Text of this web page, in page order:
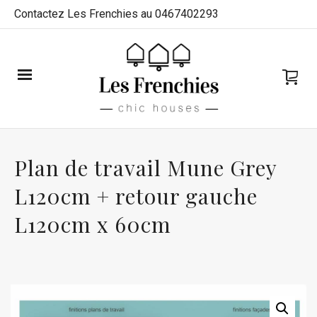
Contactez Les Frenchies au 0467402293
Plan de travail Mune Grey
L120cm + retour gauche
L120cm x 60cm